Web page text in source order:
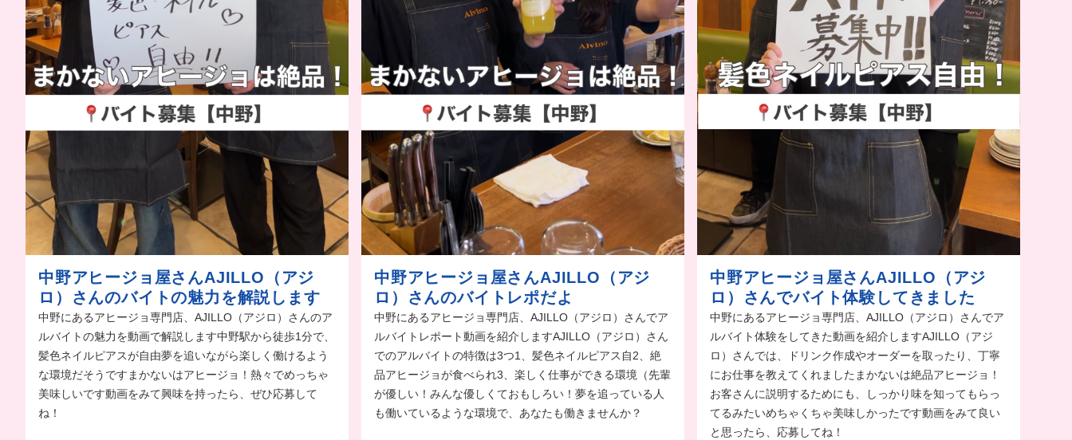
中野アヒージョ屋さんAJILLO（アジ
ロ）さんのバイトの魅力を解説します
中野にあるアヒージョ専門店、AJILLO（アジロ）さんのア
ルバイトの魅力を動画で解説します中野駅から徒歩1分で、
髪色ネイルピアスが自由夢を追いながら楽しく働けるよう
な環境だそうですまかないはアヒージョ！熱々でめっちゃ
美味しいです動画をみて興味を持ったら、ぜひ応募して
ね！
中野アヒージョ屋さんAJILLO（アジ
ロ）さんのバイトレポだよ
中野にあるアヒージョ専門店、AJILLO（アジロ）さんでア
ルバイトレポート動画を紹介しますAJILLO（アジロ）さん
でのアルバイトの特徴は3つ1、髪色ネイルピアス自2、絶
品アヒージョが食べられ3、楽しく仕事ができる環境（先輩
が優しい！みんな優しくておもしろい！夢を追っている人
も働いているような環境で、あなたも働きませんか？
中野アヒージョ屋さんAJILLO（アジ
ロ）さんでバイト体験してきました
中野にあるアヒージョ専門店、AJILLO（アジロ）さんでア
ルバイト体験をしてきた動画を紹介しますAJILLO（アジ
ロ）さんでは、ドリンク作成やオーダーを取ったり、丁寧
にお仕事を教えてくれましたまかないは絶品アヒージョ！
お客さんに説明するためにも、しっかり味を知ってもらっ
てるみたいめちゃくちゃ美味しかったです動画をみて良い
と思ったら、応募してね！